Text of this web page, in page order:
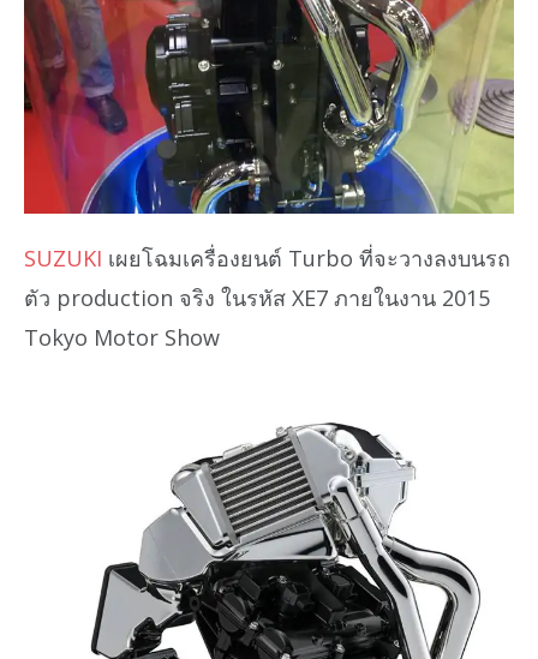
SUZUKI เผยโฉมเครื่องยนต์ Turbo ที่จะวางลงบนรถ
ตัว production จริง ในรหัส XE7 ภายในงาน 2015
Tokyo Motor Show